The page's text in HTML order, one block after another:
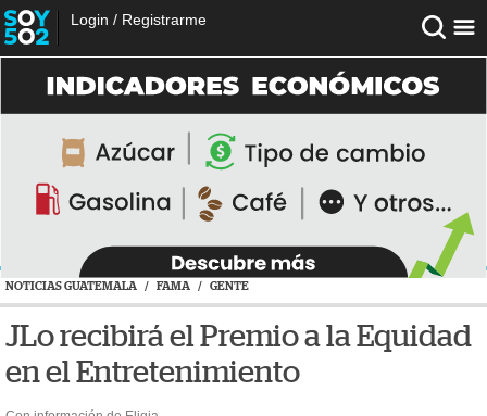
Login / Registrarme
NOTICIAS GUATEMALA / FAMA / GENTE
JLo recibirá el Premio a la Equidad
en el Entretenimiento